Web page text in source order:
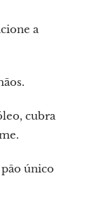
a
cubra
único